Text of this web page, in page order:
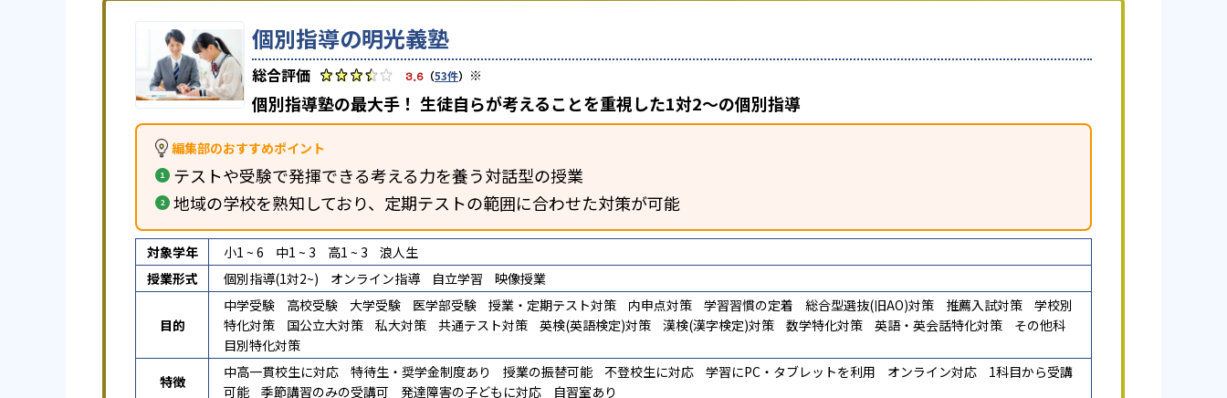
個別指導の明光義塾
3.6 （53件） ※
個別指導塾の最大手！ 生徒自らが考えることを重視した1対2〜の個別指導
編集部のおすすめポイント
テストや受験で発揮できる考える力を養う対話型の授業
地域の学校を熟知しており、定期テストの範囲に合わせた対策が可能
対象学年 小1 ~ 6 中1 ~ 3 高1 ~ 3
浪人生
授業形式
個別指導(1対2~) オンライン指導 自立学習 映像授業
目的
中学受験 高校受験 大学受験 医学部受験 授業・定期テスト対策 内申点対策 学習習慣の定着 総合型選抜(旧AO)対策 推薦入試対策
学校別
特化対策
国公立大対策 私大対策 共通テスト対策 英検(英語検定)対策 漢検(漢字検定)対策 数学特化対策 英語・英会話特化対策
その他科
目別特化対策
特徴
中高一貫校生に対応 特待生・奨学金制度あり 授業の振替可能 不登校生に対応 学習にPC・タブレットを利用 オンライン対応
1科目から受講
可能
季節講習のみの受講可 発達障害の子どもに対応
自習室あり